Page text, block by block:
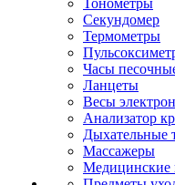
Тонометры
Секундомер
Термометры
Часы
Ланцеты
Весы
Анализатор
Дыхательные
Массажеры
Медицинские